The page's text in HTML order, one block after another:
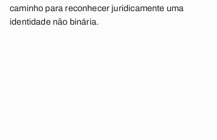
caminho para reconhecer juridicamente uma
identidade não binária.